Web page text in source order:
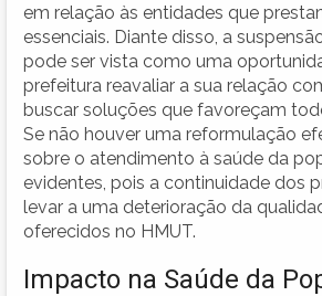
em relação às entidades que
essenciais. Diante disso, a
pode ser vista como uma
prefeitura reavaliar a sua relação
buscar soluções que favoreçam
Se não houver uma reformulação
sobre o atendimento à saúde da
evidentes, pois a continuidade dos
levar a uma deterioração da
oferecidos no HMUT.
Impacto na Saúde da